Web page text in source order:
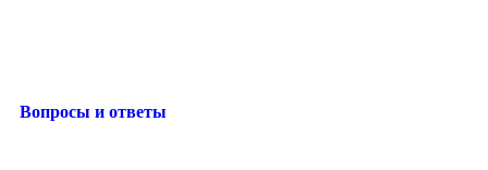
Вопросы и ответы